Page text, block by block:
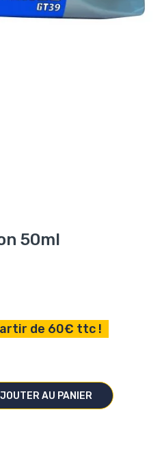
50ml
de 60€ ttc !
AU PANIER